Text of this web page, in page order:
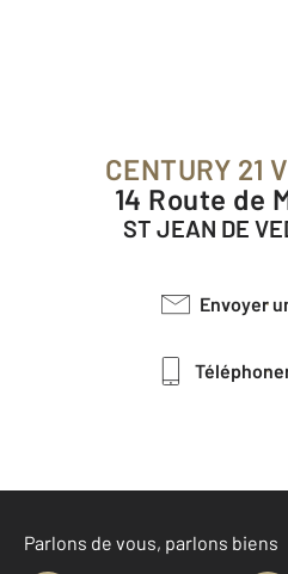
CENTURY
14 Route de
ST JEAN DE
Envoyer
Parlons de vous, parlons biens